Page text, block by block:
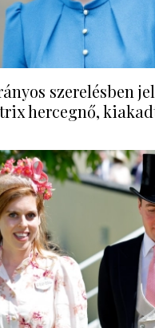
szerelésben
hercegnő,